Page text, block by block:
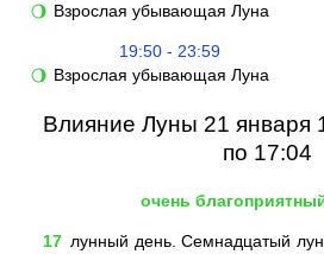
🌖 Взрослая убывающая Луна
19:50 - 23:59
🌖 Взрослая убывающая Луна
Влияние Луны 21 января
по 17:04
очень
17 лунный день. Семнадцатый